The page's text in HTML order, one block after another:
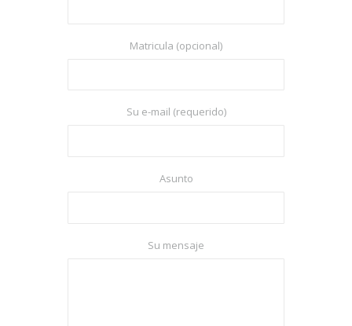
Matricula (opcional)
Su e-mail (requerido)
Asunto
Su mensaje